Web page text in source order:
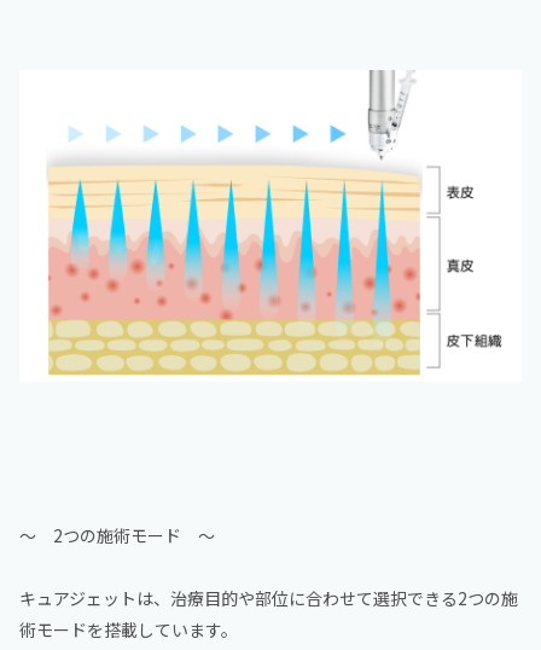
～ 2つの施術モード ～
キュアジェットは、治療目的や部位に合わせて選択できる2つの施
術モードを搭載しています。